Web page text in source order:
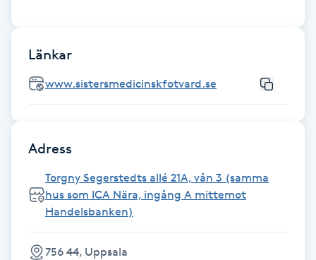
Friskvårdsmassage
Frisör
Gel naglar
Länkar
www.sistersmedicinskfotvard.se
Adress
Torgny Segerstedts allé 21A, vån 3 (samma
hus som ICA Nära, ingång A mittemot
Handelsbanken)
756 44, Uppsala